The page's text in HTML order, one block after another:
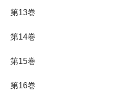
第13巻
第14巻
第15巻
第16巻